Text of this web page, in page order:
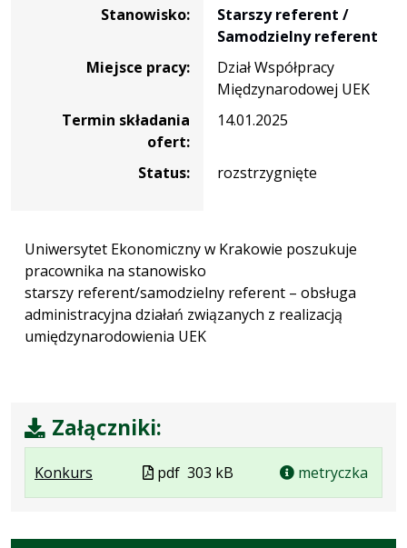
Stanowisko:
Starszy referent /
Samodzielny referent
Miejsce pracy:
Dział Współpracy
Międzynarodowej UEK
Termin składania
ofert:
14.01.2025
Status: rozstrzygnięte
Uniwersytet Ekonomiczny w Krakowie poszukuje
pracownika na stanowisko
starszy referent/samodzielny referent – obsługa
administracyjna działań związanych z realizacją
umiędzynarodowienia UEK
Załączniki:
Konkurs
Plik
formacie:
Rozmiar
303
Otwiera
w
Plik
w
pdf 303 kB metryczka